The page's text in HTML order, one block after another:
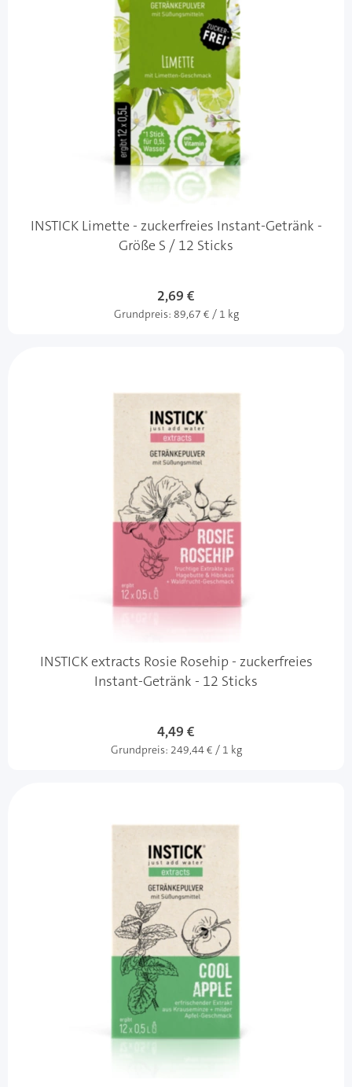
INSTICK Limette - zuckerfreies Instant-Getränk -
Größe S / 12 Sticks
2,69 €
Grundpreis: 89,67 € / 1 kg
INSTICK extracts Rosie Rosehip - zuckerfreies
Instant-Getränk - 12 Sticks
4,49 €
Grundpreis: 249,44 € / 1 kg